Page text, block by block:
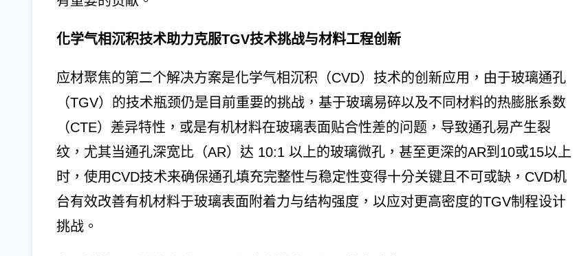
化学气相沉积技术助力克服TGV技术挑战与材料工程创新
应材聚焦的第二个解决方案是化学气相沉积（CVD）技术的创新应用，由于玻璃通孔
（TGV）的技术瓶颈仍是目前重要的挑战，基于玻璃易碎以及不同材料的热膨胀系数
（CTE）差异特性，或是有机材料在玻璃表面贴合性差的问题，导致通孔易产生裂
纹，尤其当通孔深宽比（AR）达 10:1 以上的玻璃微孔，甚至更深的AR到10或15以上
时，使用CVD技术来确保通孔填充完整性与稳定性变得十分关键且不可或缺，CVD机
台有效改善有机材料于玻璃表面附着力与结构强度，以应对更高密度的TGV制程设计
挑战。